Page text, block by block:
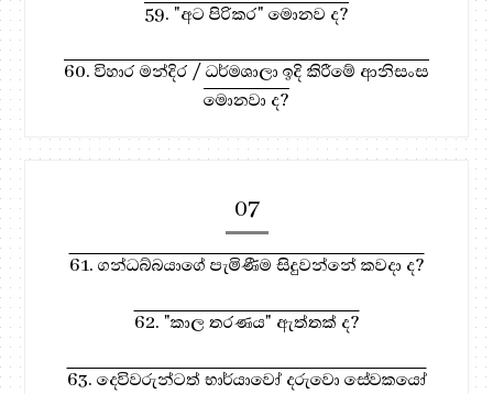
59. "අට පිරිකර" මොනව ද?
60. විහාර මන්දිර / ධර්මශාලා ඉදි කිරීමේ ආනිසංස
මොනවා ද?
07
61. ගන්ධබ්බයාගේ පැමිණීම සිදුවන්නේ කවදා ද?
62. "කාල තරණය" ඇත්තක් ද?
63. දෙවිවරුන්ටත් භාර්යාවෝ දරුවො සේවකයෝ